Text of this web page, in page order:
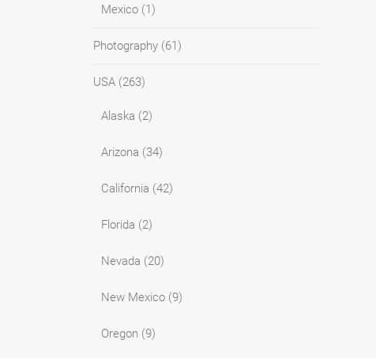
Mexico (1)
Photography (61)
USA (263)
Alaska (2)
Arizona (34)
California (42)
Florida (2)
Nevada (20)
New Mexico (9)
Oregon (9)